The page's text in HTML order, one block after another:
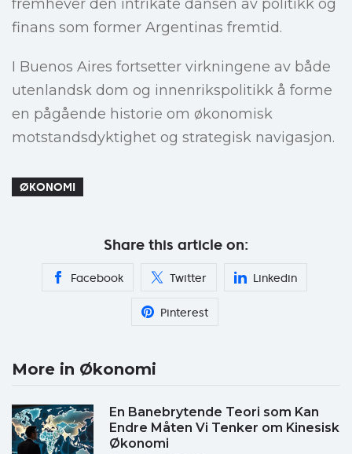
fremhever den intrikate dansen av politikk og
finans som former Argentinas fremtid.
I Buenos Aires fortsetter virkningene av både
utenlandsk dom og innenrikspolitikk å forme
en pågående historie om økonomisk
motstandsdyktighet og strategisk navigasjon.
ØKONOMI
Share this article on:
Facebook Twitter Linkedin
Pinterest
More in Økonomi
En Banebrytende Teori som Kan
Endre Måten Vi Tenker om Kinesisk
Økonomi